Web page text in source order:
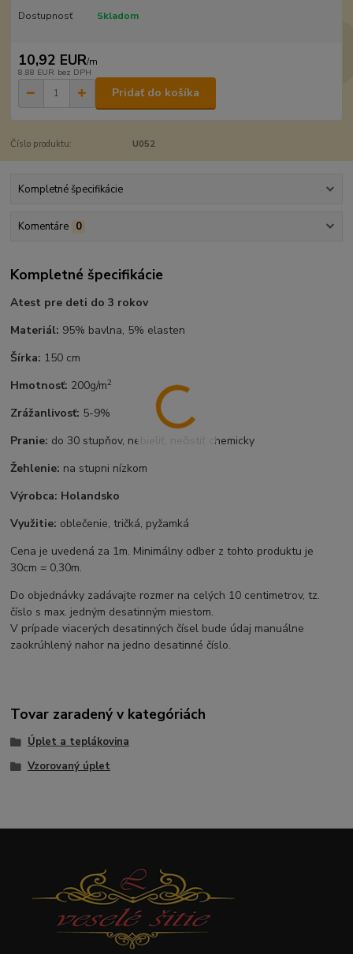
Dostupnosť Skladom
10,92 EUR/m
8,88 EUR bez DPH
Pridať do košíka
Číslo produktu: U052
Kompletné špecifikácie
Komentáre 0
Kompletné špecifikácie
Atest pre deti do 3 rokov
Materiál: 95% bavlna, 5% elasten
Šírka: 150 cm
Hmotnosť: 200g/m2
Zrážanlivosť: 5-9%
Pranie: do 30 stupňov, nebieliť, nečistiť chemicky
Žehlenie: na stupni nízkom
Výrobca: Holandsko
Využitie: oblečenie, tričká, pyžamká
Cena je uvedená za 1m. Minimálny odber z tohto produktu je
30cm = 0,30m.
Do objednávky zadávajte rozmer na celých 10 centimetrov, tz.
číslo s max. jedným desatinným miestom.
V prípade viacerých desatinných čísel bude údaj manuálne
zaokrúhlený nahor na jedno desatinné číslo.
Tovar zaradený v kategóriách
Úplet a teplákovina
Vzorovaný úplet